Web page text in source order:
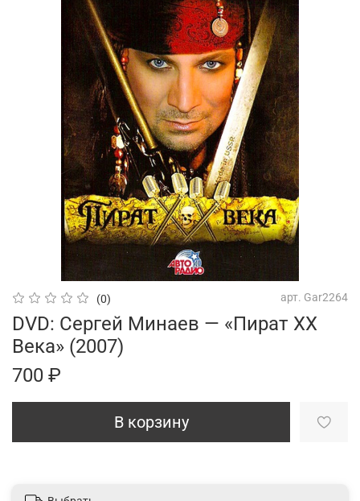
(0) арт. Gar2264
DVD: Сергей Минаев — «Пират XX
Века» (2007)
700 ₽
В корзину